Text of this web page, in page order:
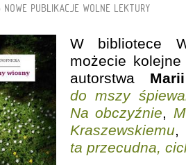
NOWE PUBLIKACJE WOLNE LEKTURY
W bibliotece
możecie
autorstwa
do mszy
Na obczyźnie,
Kraszewskiemu
ta przecudna,